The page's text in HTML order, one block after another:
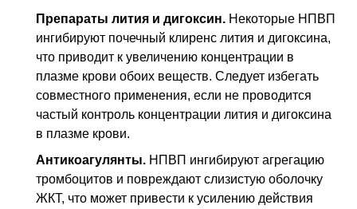
Препараты лития и дигоксин. Некоторые НПВП
ингибируют почечный клиренс лития и дигоксина,
что приводит к увеличению концентрации в
плазме крови обоих веществ. Следует избегать
совместного применения, если не проводится
частый контроль концентрации лития и дигоксина
в плазме крови.
Антикоагулянты. НПВП ингибируют агрегацию
тромбоцитов и повреждают слизистую оболочку
ЖКТ, что может привести к усилению действия